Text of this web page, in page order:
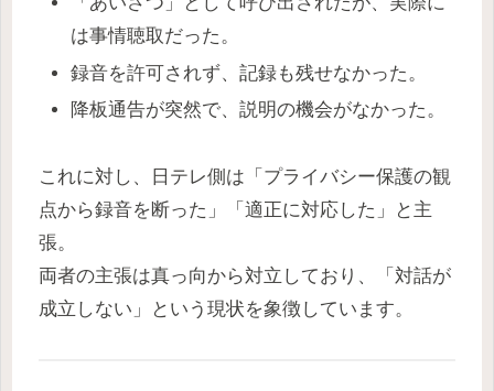
は事情聴取だった。
録音を許可されず、記録も残せなかった。
降板通告が突然で、説明の機会がなかった。
これに対し、日テレ側は「プライバシー保護の観
点から録音を断った」「適正に対応した」と主
張。
両者の主張は真っ向から対立しており、「対話が
成立しない」という現状を象徴しています。